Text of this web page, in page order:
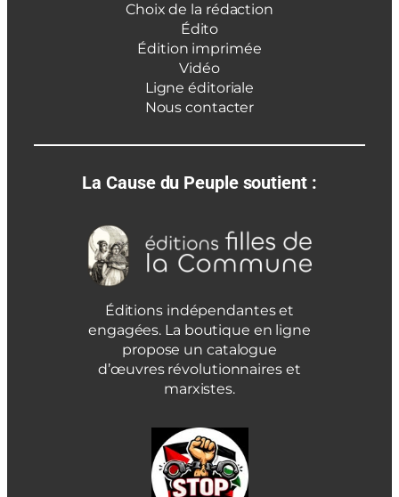
Choix de la rédaction
Édito
Édition imprimée
Vidéo
Ligne éditoriale
Nous contacter
La Cause du Peuple soutient :
Éditions indépendantes et
engagées. La boutique en ligne
propose un catalogue
d’œuvres révolutionnaires et
marxistes.